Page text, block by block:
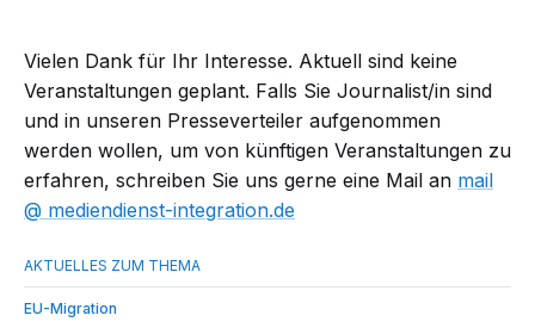
Vielen Dank für Ihr Interesse. Aktuell sind keine
Veranstaltungen geplant. Falls Sie Journalist/in sind
und in unseren Presseverteiler aufgenommen
werden wollen, um von künftigen Veranstaltungen zu
erfahren, schreiben Sie uns gerne eine Mail an mail​
mediendienst-integration.de
EU-Migration